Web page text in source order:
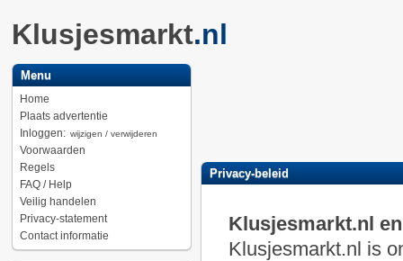
Klusjesmarkt.nl
Menu
Home
Plaats advertentie
Inloggen: wijzigen / verwijderen
Voorwaarden
Regels
FAQ / Help
Veilig handelen
Privacy-statement
Contact informatie
Privacy-beleid
Klusjesmarkt.nl
Klusjesmarkt.nl is